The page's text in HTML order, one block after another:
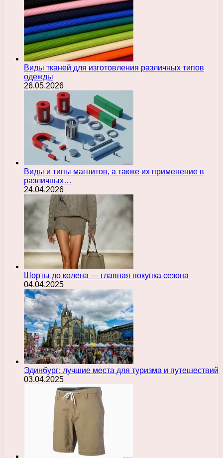
Виды тканей для изготовления различных типов
одежды
26.05.2026
Виды и типы магнитов, а также их применение в
различных…
24.04.2026
Шорты до колена — главная покупка сезона
04.04.2025
Эдинбург: лучшие места для туризма и путешествий
03.04.2025